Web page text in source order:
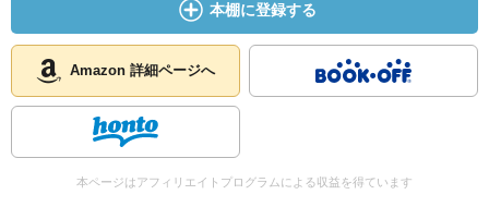
本棚に登録する
Amazon 詳細ページへ
本ページはアフィリエイトプログラムによる収益を得ています